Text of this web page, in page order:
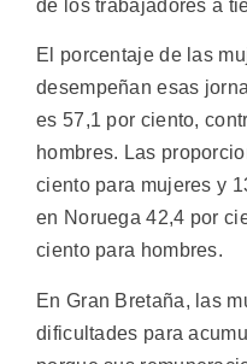
de los trabajadores a
El porcentaje de las
desempeñan esas
es 57,1 por ciento,
hombres. Las
ciento para mujeres y
en Noruega 42,4 por
ciento para hombres.
En Gran Bretaña, las
dificultades para